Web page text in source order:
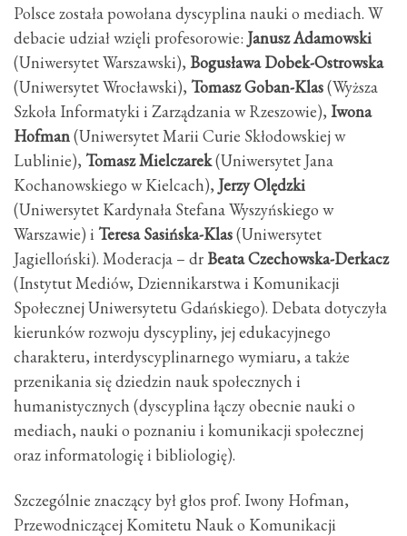
Polsce została powołana dyscyplina nauki o mediach. W
debacie udział wzięli profesorowie: Janusz Adamowski
(Uniwersytet Warszawski), Bogusława Dobek-Ostrowska
(Uniwersytet Wrocławski), Tomasz Goban-Klas(Wyższa
Szkoła Informatyki i Zarządzania w Rzeszowie), Iwona
Hofman(Uniwersytet Marii Curie Skłodowskiej w
Lublinie), Tomasz Mielczarek(Uniwersytet Jana
Kochanowskiego w Kielcach), Jerzy Olędzki
(Uniwersytet Kardynała Stefana Wyszyńskiego w
Warszawie) i Teresa Sasińska-Klas(Uniwersytet
Jagielloński). Moderacja – drBeata Czechowska-Derkacz
(Instytut Mediów, Dziennikarstwa i Komunikacji
Społecznej Uniwersytetu Gdańskiego). Debata dotyczyła
kierunków rozwoju dyscypliny, jej edukacyjnego
charakteru, interdyscyplinarnego wymiaru, a także
przenikania się dziedzin nauk społecznych i
humanistycznych (dyscyplina łączy obecnie nauki o
mediach, nauki o poznaniu i komunikacji społecznej
oraz informatologię i bibliologię).
Szczególnie znaczący był głos prof. Iwony Hofman,
Przewodniczącej Komitetu Nauk o Komunikacji